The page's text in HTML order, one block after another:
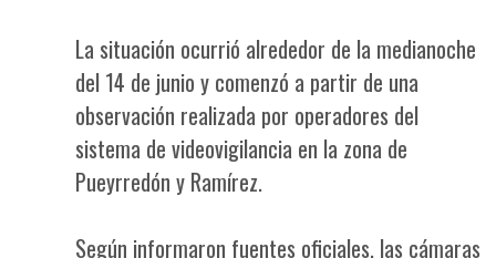
La situación ocurrió alrededor de la medianoche
del 14 de junio y comenzó a partir de una
observación realizada por operadores del
sistema de videovigilancia en la zona de
Pueyrredón y Ramírez.
Según informaron fuentes oficiales, las cámaras